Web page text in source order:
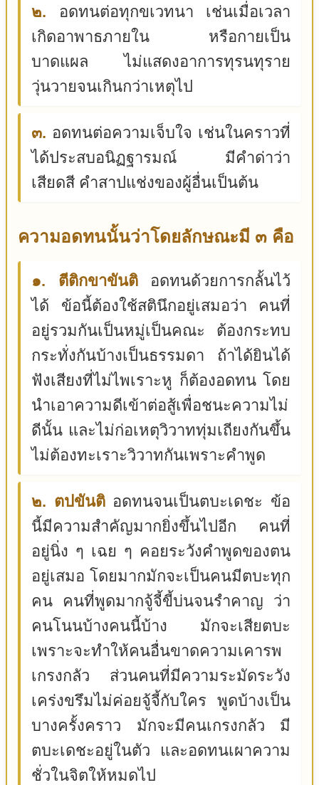
๒. อดทนต่อทุกขเวทนา เช่นเมื่อเวลา
เกิดอาพาธภายใน หรือกายเป็น
บาดแผล ไม่แสดงอาการทุรนทุราย
วุ่นวายจนเกินกว่าเหตุไป
๓. อดทนต่อความเจ็บใจ เช่นในคราวที่
ได้ประสบอนิฏฐารมณ์ มีคำด่าว่า
เสียดสี คำสาปแช่งของผู้อื่นเป็นต้น
ความอดทนนั้นว่าโดยลักษณะมี ๓ คือ
๑. ตีติกขาขันติอดทนด้วยการกลั้นไว้
ได้ ข้อนี้ต้องใช้สตินึกอยู่เสมอว่า คนที่
อยู่รวมกันเป็นหมู่เป็นคณะ ต้องกระทบ
กระทั่งกันบ้างเป็นธรรมดา ถ้าได้ยินได้
ฟังเสียงที่ไม่ไพเราะหู ก็ต้องอดทน โดย
นำเอาความดีเข้าต่อสู้เพื่อชนะความไม่
ดีนั้น และไม่ก่อเหตุวิวาททุ่มเถียงกันขึ้น
ไม่ต้องทะเราะวิวาทกันเพราะคำพูด
๒. ตปขันติอดทนจนเป็นตบะเดชะ ข้อ
นี้มีความสำคัญมากยิ่งขึ้นไปอีก คนที่
อยู่นิ่ง ๆ เฉย ๆ คอยระวังคำพูดของตน
อยู่เสมอ โดยมากมักจะเป็นคนมีตบะทุก
คน คนที่พูดมากจู้จี้ขี้บ่นจนรำคาญ ว่า
คนโนนบ้างคนนี้บ้าง มักจะเสียตบะ
เพราะจะทำให้คนอื่นขาดความเคารพ
เกรงกลัว ส่วนคนที่มีความระมัดระวัง
เคร่งขรึมไม่ค่อยจู้จี้กับใคร พูดบ้างเป็น
บางครั้งคราว มักจะมีคนเกรงกลัว มี
ตบะเดชะอยู่ในตัว และอดทนเผาความ
ชั่วในจิตให้หมดไป